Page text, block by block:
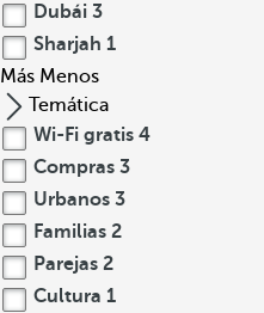
Dubái 3
Sharjah 1
Más Menos
Temática
Wi-Fi gratis 4
Compras 3
Urbanos 3
Familias 2
Parejas 2
Cultura 1